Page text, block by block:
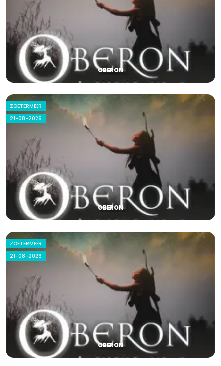
OBERON
ZOETERMEER
21-08-2026
OBERON
ZOETERMEER
21-08-2026
OBERON